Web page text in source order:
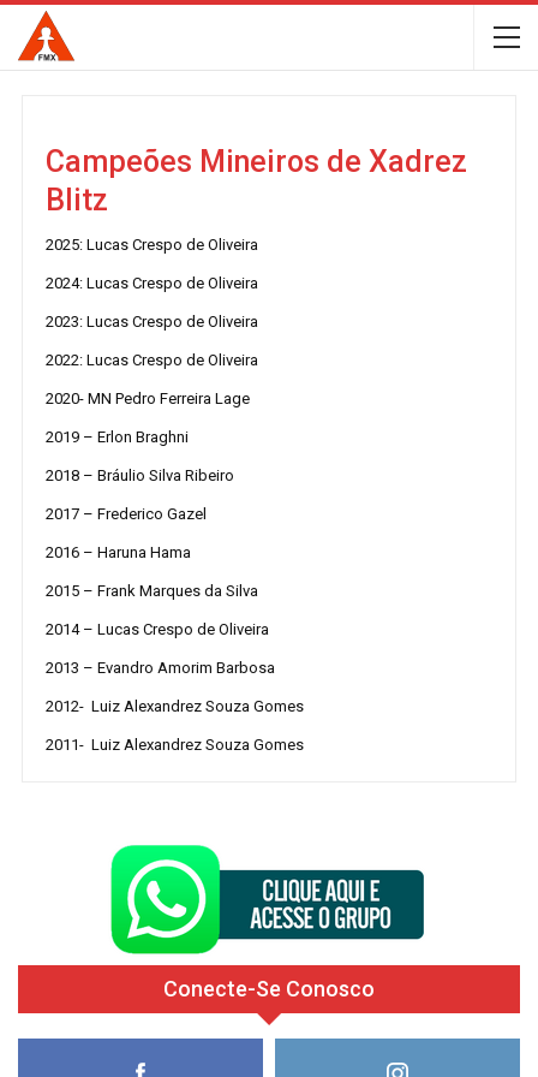
Campeões Mineiros de Xadrez
Blitz
2025: Lucas Crespo de Oliveira
2024: Lucas Crespo de Oliveira
2023: Lucas Crespo de Oliveira
2022: Lucas Crespo de Oliveira
2020- MN Pedro Ferreira Lage
2019 – Erlon Braghni
2018 – Bráulio Silva Ribeiro
2017 – Frederico Gazel
2016 – Haruna Hama
2015 – Frank Marques da Silva
2014 – Lucas Crespo de Oliveira
2013 – Evandro Amorim Barbosa
2012- Luiz Alexandrez Souza Gomes
2011- Luiz Alexandrez Souza Gomes
Conecte-Se Conosco